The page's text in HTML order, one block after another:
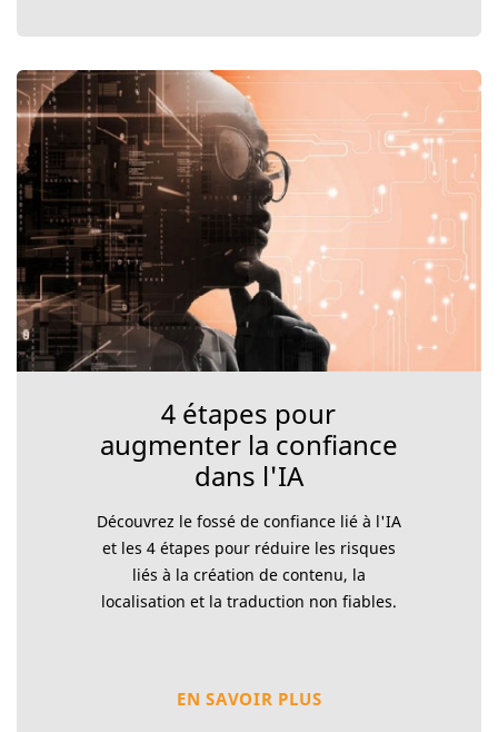
4 étapes pour
augmenter la confiance
dans l'IA
Découvrez le fossé de confiance lié à l'IA
et les 4 étapes pour réduire les risques
liés à la création de contenu, la
localisation et la traduction non fiables.
EN SAVOIR PLUS